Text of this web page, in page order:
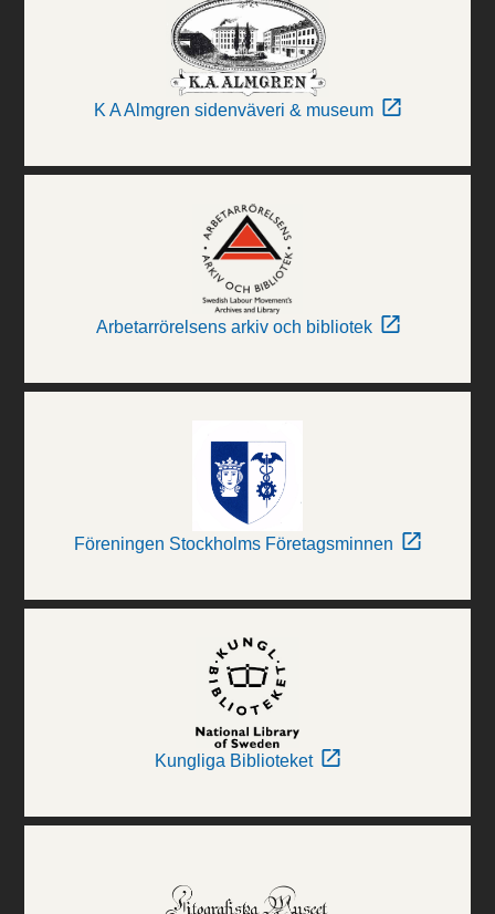
K A Almgren sidenväveri & museum
Arbetarrörelsens arkiv och bibliotek
Föreningen Stockholms Företagsminnen
Kungliga Biblioteket